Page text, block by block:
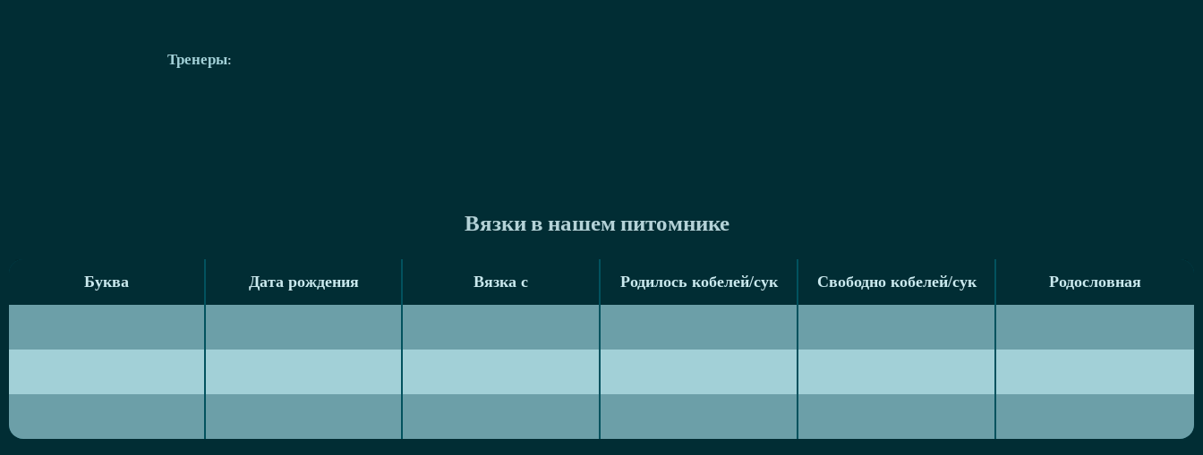
Тренеры:
Вязки в нашем питомнике
Буква Дата рождения Вязка с Родилось кобелей/сук Свободно кобелей/сук Родословная
Буква Дата рождения Вязка с Родилось кобелей/сук Свободно кобелей/сук Родословная